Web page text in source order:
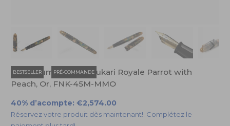
BESTSELLER PRÉ-COMMANDE
Stylo Plume Namiki Yukari Royale Parrot with
Peach, Or, FNK-45M-MMO
40% d’acompte:€2,574.00
Réservez votre produit dès maintenant!. Complétez le